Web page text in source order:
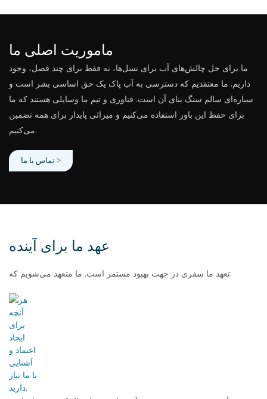
ماموریت اصلی ما
ما برای حل چالش‌های آب برای نسل‌ها، نه فقط برای چند فصل، وجود
داریم. ما معتقدیم که دسترسی به آب پاک یک حق اساسی بشر است و
سیاره‌ای سالم سنگ بنای آن است. فناوری و تیم ما وسایلی هستند که ما
برای حفظ این باور استفاده می‌کنیم و میراثی پایدار برای همه تضمین
می‌کنیم.
تماس با ما >
عهد ما برای آینده
تعهد ما سفری در جهت بهبود مستمر است. ما متعهد می‌شویم که: